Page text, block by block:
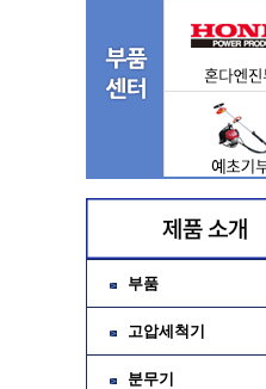
부품
고압세척기
분무기